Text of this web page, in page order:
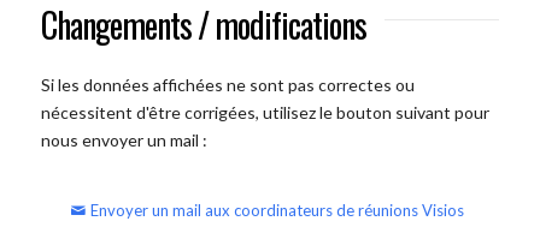
Changements / modifications
Si les données affichées ne sont pas correctes ou
nécessitent d'être corrigées, utilisez le bouton suivant pour
nous envoyer un mail :
Envoyer un mail aux coordinateurs de réunions Visios